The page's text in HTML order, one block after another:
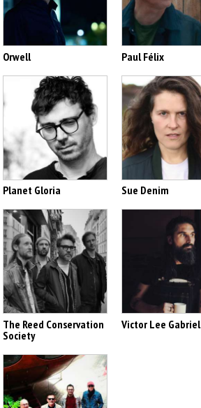
Orwell Paul Félix
Planet Gloria Sue Denim
The Reed Conservation
Society
Victor Lee Gabriel